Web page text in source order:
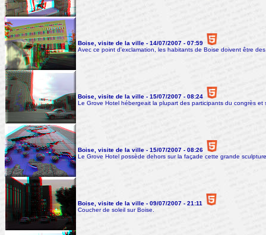
Boise, visite de la ville - 14/07/2007 - 07:59
Avec ce point d'exclamation, les habitants de Boise doivent être
Boise, visite de la ville - 15/07/2007 - 08:24
Le Grove Hotel hébergeait la plupart des participants du congrès
Boise, visite de la ville - 15/07/2007 - 08:26
Le Grove Hotel possède dehors sur la façade cette grande
Boise, visite de la ville - 09/07/2007 - 21:11
Coucher de soleil sur Boise.